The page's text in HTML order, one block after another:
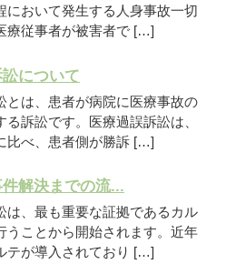
において発生する人身事故一切
療従事者が被害者で […]
について
とは、患者が病院に医療事故の
る訴訟です。医療過誤訴訟は、
比べ、患者側が勝訴 […]
解決までの流...
は、最も重要な証拠であるカル
うことから開始されます。近年
テが導入されており […]